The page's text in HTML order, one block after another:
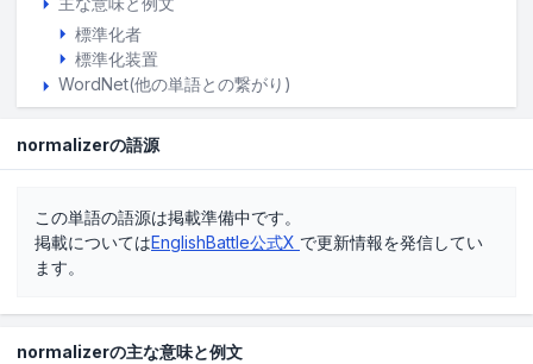
標準化者
標準化装置
WordNet(他の単語との繋がり)
normalizerの語源
この単語の語源は掲載準備中です。
掲載についてはEnglishBattle公式X で更新情報を発信してい
ます。
normalizerの主な意味と例文